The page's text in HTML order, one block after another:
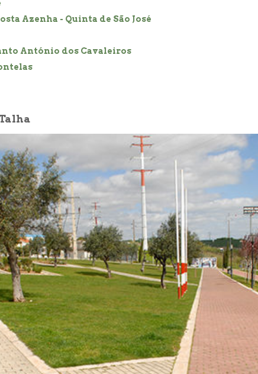
Azenha - Quinta de São José
António dos Cavaleiros